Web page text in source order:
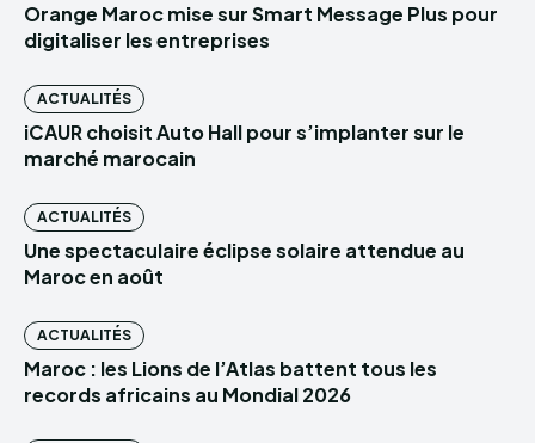
Orange Maroc mise sur Smart Message Plus pour
digitaliser les entreprises
ACTUALITÉS
iCAUR choisit Auto Hall pour s’implanter sur le
marché marocain
ACTUALITÉS
Une spectaculaire éclipse solaire attendue au
Maroc en août
ACTUALITÉS
Maroc : les Lions de l’Atlas battent tous les
records africains au Mondial 2026